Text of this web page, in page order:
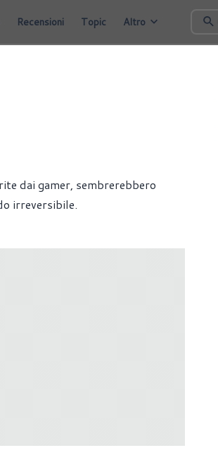
Recensioni Topic Altro
dai gamer, sembrerebbero
irreversibile.